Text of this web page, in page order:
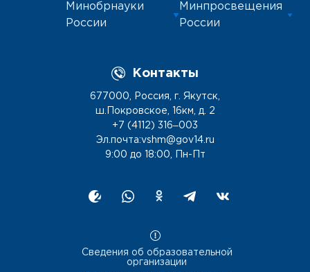
Минобрнауки
России
Минпросвещения
России
Контакты
677000, Россия, г. Якутск,
ш.Покровское, 16км, д. 2
+7 (4112) 316‒003
Эл.почта:vshm@gov14.ru
9:00 до 18:00, Пн-Пт
Сведения об образовательной
организации